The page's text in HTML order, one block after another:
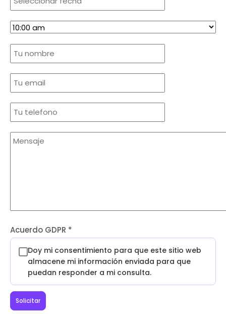
Acuerdo GDPR *
Doy mi consentimiento para que este sitio web
almacene mi información enviada para que
puedan responder a mi consulta.
Solicitar